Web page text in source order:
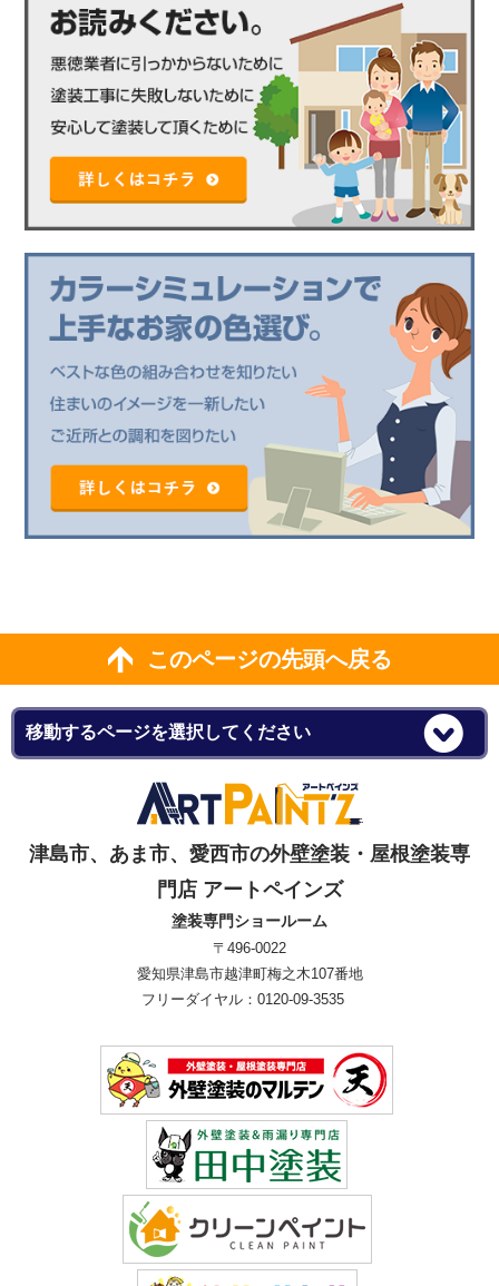
このページの先頭へ戻る
津島市、あま市、愛西市の外壁塗装・屋根塗装専
門店 アートペインズ
塗装専門ショールーム
〒496-0022
愛知県津島市越津町梅之木107番地
フリーダイヤル：0120-09-3535